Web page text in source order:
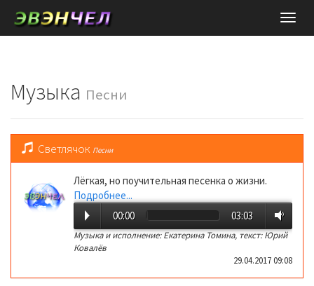
Музыка Песни
Светлячок Песни
Лёгкая, но поучительная песенка о жизни.
Подробнее...
00:00
03:03
Музыка и исполнение: Екатерина Томина, текст: Юрий
Ковалёв
29.04.2017 09:08